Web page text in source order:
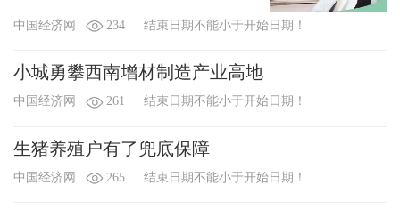
中国经济网 234 结束日期不能小于开始日期！
小城勇攀西南增材制造产业高地
中国经济网 261 结束日期不能小于开始日期！
生猪养殖户有了兜底保障
中国经济网 265 结束日期不能小于开始日期！